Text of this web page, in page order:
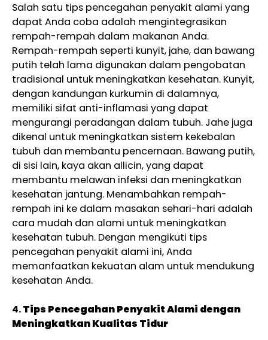
Salah satu tips pencegahan penyakit alami yang
dapat Anda coba adalah mengintegrasikan
rempah-rempah dalam makanan Anda.
Rempah-rempah seperti kunyit, jahe, dan bawang
putih telah lama digunakan dalam pengobatan
tradisional untuk meningkatkan kesehatan. Kunyit,
dengan kandungan kurkumin di dalamnya,
memiliki sifat anti-inflamasi yang dapat
mengurangi peradangan dalam tubuh. Jahe juga
dikenal untuk meningkatkan sistem kekebalan
tubuh dan membantu pencernaan. Bawang putih,
di sisi lain, kaya akan allicin, yang dapat
membantu melawan infeksi dan meningkatkan
kesehatan jantung. Menambahkan rempah-
rempah ini ke dalam masakan sehari-hari adalah
cara mudah dan alami untuk meningkatkan
kesehatan tubuh. Dengan mengikuti tips
pencegahan penyakit alami ini, Anda
memanfaatkan kekuatan alam untuk mendukung
kesehatan Anda.
4.Tips Pencegahan Penyakit Alami dengan
Meningkatkan Kualitas Tidur